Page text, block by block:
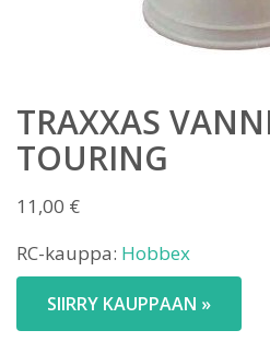
TRAXXAS
TOURING
11,00 €
RC-kauppa: Hobbex
SIIRRY KAUPPAAN »